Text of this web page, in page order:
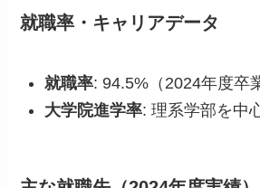
就職率・キャリアデータ
就職率: 94.5%（2024年度卒
大学院進学率: 理系学部を中